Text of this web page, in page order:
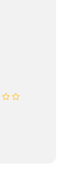
-
:
-
en